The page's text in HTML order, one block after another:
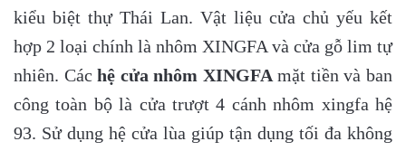
kiểu biệt thự Thái Lan. Vật liệu cửa chủ yếu kết
hợp 2 loại chính là nhôm XINGFA và cửa gỗ lim tự
nhiên. Cáchệ cửa nhôm XINGFA mặt tiền và ban
công toàn bộ là cửa trượt 4 cánh nhôm xingfa hệ
93. Sử dụng hệ cửa lùa giúp tận dụng tối đa không